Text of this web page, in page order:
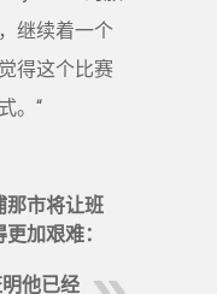
继续着一个
得这个比赛
。“
那市将让班
加艰难：
他已经